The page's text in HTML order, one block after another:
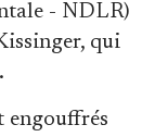
- NDLR)
qui
engouffrés